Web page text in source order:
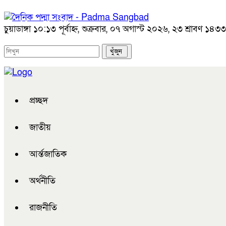
চুয়াডাঙ্গা ১০:১৩ পূর্বাহ্ন, শুক্রবার, ০৭ অগাস্ট ২০২৬, ২৩ শ্রাবণ ১৪৩৩
প্রচ্ছদ
জাতীয়
আর্ন্তজাতিক
অর্থনীতি
রাজনীতি